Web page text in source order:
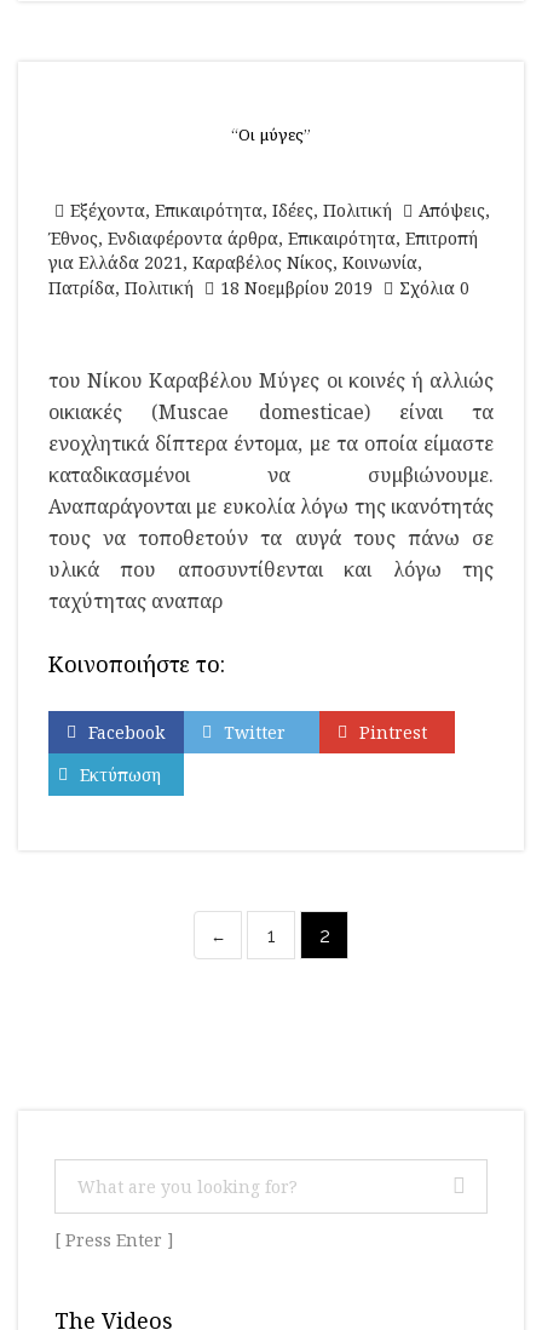
“Οι μύγες”
Εξέχοντα, Επικαιρότητα, Ιδέες, Πολιτική Απόψεις,
Έθνος, Ενδιαφέροντα άρθρα, Επικαιρότητα, Επιτροπή
για Ελλάδα 2021, Καραβέλος Νίκος, Κοινωνία,
Πατρίδα, Πολιτική 18 Νοεμβρίου 2019 Σχόλια 0
του Νίκου Καραβέλου Μύγες οι κοινές ή αλλιώς
οικιακές (Muscae domesticae) είναι τα
ενοχλητικά δίπτερα έντομα, με τα οποία είμαστε
καταδικασμένοι να συμβιώνουμε.
Αναπαράγονται με ευκολία λόγω της ικανότητάς
τους να τοποθετούν τα αυγά τους πάνω σε
υλικά που αποσυντίθενται και λόγω της
ταχύτητας αναπαρ
Κοινοποιήστε το:
Facebook Twitter
Pintrest
Εκτύπωση
← 1 2
[ Press Enter ]
The Videos